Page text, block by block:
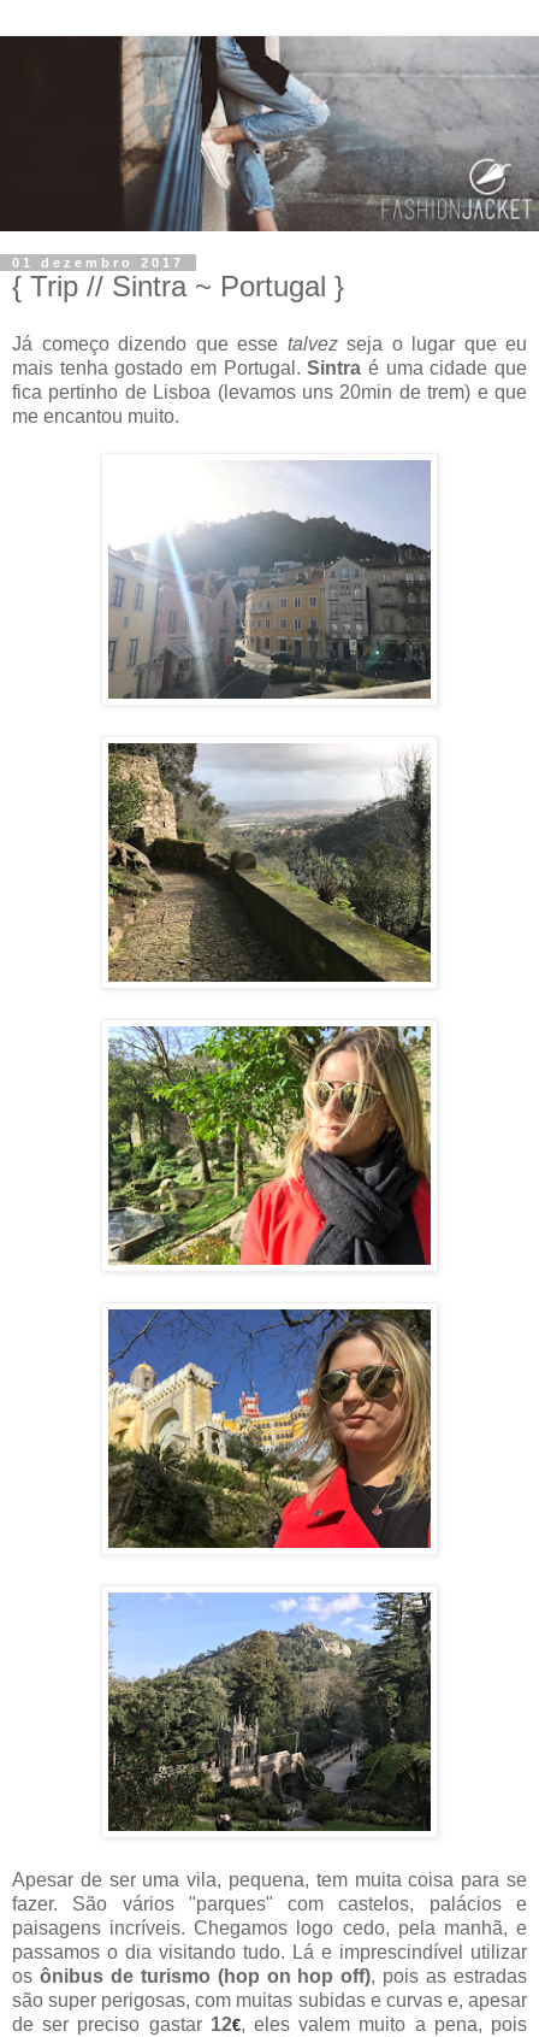
01 dezembro 2017
{ Trip // Sintra ~ Portugal }
Já começo dizendo que esse talvezseja o lugar que eu
mais tenha gostado em Portugal.Sintra é uma cidade que
fica pertinho de Lisboa (levamos uns 20min de trem) e que
me encantou muito.
Apesar de ser uma vila, pequena, tem muita coisa para se
fazer. São vários "parques" com castelos, palácios e
paisagens incríveis. Chegamos logo cedo, pela manhã, e
passamos o dia visitando tudo. Lá e imprescindível utilizar
os ônibus de turismo (hop on hop off), pois as estradas
são super perigosas, com muitas subidas e curvas e, apesar
de ser preciso gastar 12€, eles valem muito a pena, pois